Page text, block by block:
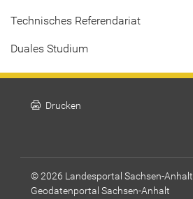
Technisches Referendariat
Duales Studium
print Drucken
© 2026 Landesportal Sachsen-
Geodatenportal Sachsen-Anhalt